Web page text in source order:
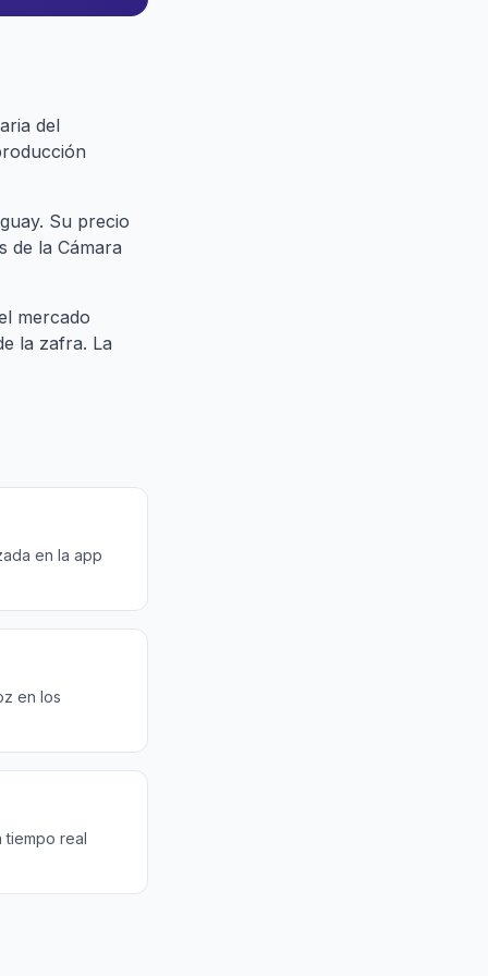
del
Su precio
de la Cámara
mercado
la zafra. La
en la app
en los
tiempo real